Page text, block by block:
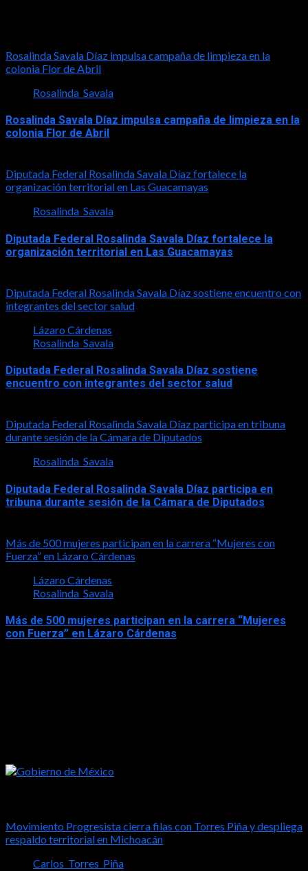
Rosalinda Savala Díaz impulsa campaña de limpieza en la
colonia Flor de Abril
Rosalinda_Savala
Rosalinda Savala Díaz impulsa campaña de limpieza en la
colonia Flor de Abril
Diputada Federal Rosalinda Savala Díaz fortalece la
organización territorial en Las Guacamayas
Rosalinda_Savala
Diputada Federal Rosalinda Savala Díaz fortalece la
organización territorial en Las Guacamayas
Diputada Federal Rosalinda Savala Díaz sostiene encuentro con
integrantes del sector salud
Lázaro Cárdenas
Rosalinda_Savala
Diputada Federal Rosalinda Savala Díaz sostiene
encuentro con integrantes del sector salud
Diputada Federal Rosalinda Savala Díaz participa en tribuna
durante sesión de la Cámara de Diputados
Rosalinda_Savala
Diputada Federal Rosalinda Savala Díaz participa en
tribuna durante sesión de la Cámara de Diputados
Más de 500 mujeres participan en la carrera “Mujeres con
Fuerza” en Lázaro Cárdenas
Lázaro Cárdenas
Rosalinda_Savala
Más de 500 mujeres participan en la carrera “Mujeres
con Fuerza” en Lázaro Cárdenas
Movimiento Progresista cierra filas con Torres Piña y despliega
respaldo territorial en Michoacán
Carlos_Torres_Piña